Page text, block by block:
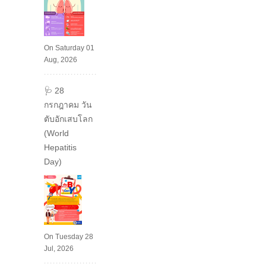
On Saturday 01
Aug, 2026
🩺 28
กรกฎาคม วัน
ตับอักเสบโลก
(World
Hepatitis
Day)
On Tuesday 28
Jul, 2026